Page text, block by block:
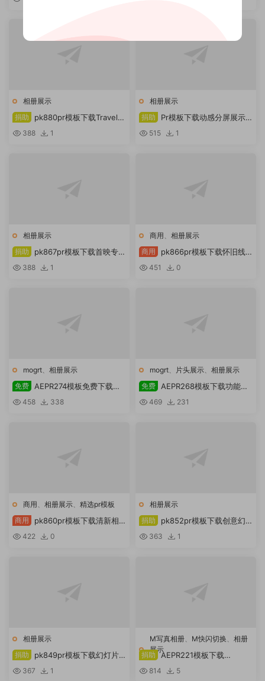
相册展示
捐助
pk880pr模板下载Travel
Vlog 介绍 3 合 1
388 1
相册展示
捐助
Pr模板下载动感分屏展示
模板515 1
相册展示
捐助
pk867pr模板下载首映专业
视频蜂巢的动态促销开瓶器
388 1
商用、 相册展示
商用
pk866pr模板下载怀旧线
条滑屏展示
451 0
mogrt、 相册展示
免费
AEPR274模板免费下载动
态促销
458 338
mogrt、 片头展示、 相册展示
免费
AEPR268模板下载功能
Videohive – 英雄标志介绍
469 231
商用、 相册展示、 精选pr模板
商用
pk860pr模板下载清新相
册展示
422 0
相册展示
捐助
pk852pr模板下载创意幻
灯片363 1
相册展示
捐助
pk849pr模板下载幻灯片
电影367 1
M写真相册、 M快闪切换、 相册
展示
捐助
AEPR221模板下载
Videohive 现代多帧幻灯片
814 5